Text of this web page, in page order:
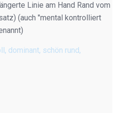
Linie am Hand Rand vom
(auch "mental kontrolliert
dominant, schön rund,